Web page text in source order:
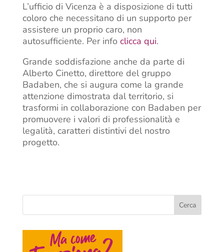
L’ufficio di Vicenza è a disposizione di tutti
coloro che necessitano di un supporto per
assistere un proprio caro, non
autosufficiente. Per info clicca qui.
Grande soddisfazione anche da parte di
Alberto Cinetto, direttore del gruppo
Badaben, che si augura come la grande
attenzione dimostrata dal territorio, si
trasformi in collaborazione con Badaben per
promuovere i valori di professionalità e
legalità, caratteri distintivi del nostro
progetto.